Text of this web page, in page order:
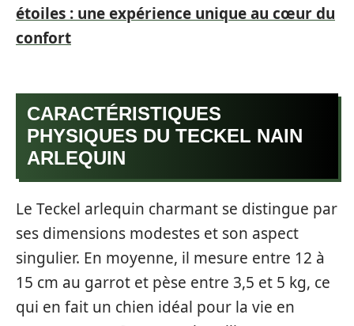
étoiles : une expérience unique au cœur du
confort
CARACTÉRISTIQUES
PHYSIQUES DU TECKEL NAIN
ARLEQUIN
Le Teckel arlequin charmant se distingue par
ses dimensions modestes et son aspect
singulier. En moyenne, il mesure entre 12 à
15 cm au garrot et pèse entre 3,5 et 5 kg, ce
qui en fait un chien idéal pour la vie en